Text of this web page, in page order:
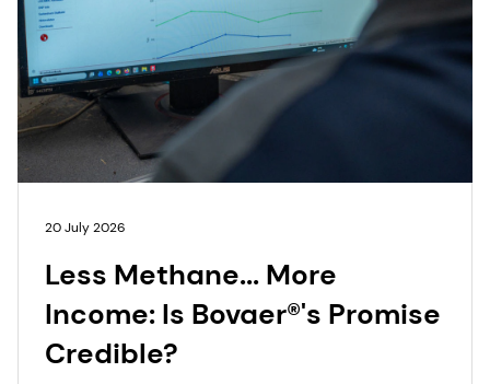
20 July 2026
Less Methane... More
Income: Is Bovaer®'s Promise
Credible?